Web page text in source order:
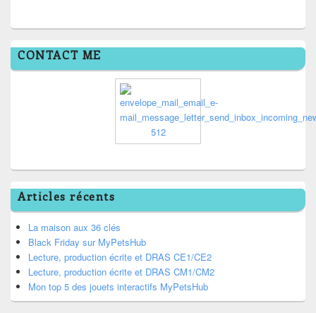
CONTACT ME
Articles récents
La maison aux 36 clés
Black Friday sur MyPetsHub
Lecture, production écrite et DRAS CE1/CE2
Lecture, production écrite et DRAS CM1/CM2
Mon top 5 des jouets interactifs MyPetsHub